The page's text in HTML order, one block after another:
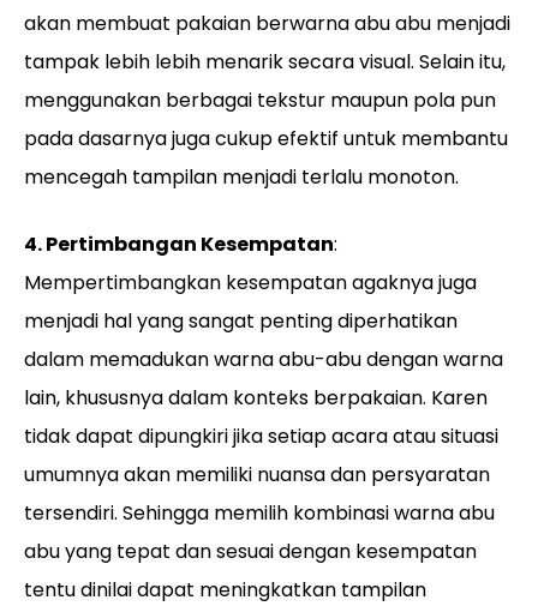
akan membuat pakaian berwarna abu abu menjadi
tampak lebih lebih menarik secara visual. Selain itu,
menggunakan berbagai tekstur maupun pola pun
pada dasarnya juga cukup efektif untuk membantu
mencegah tampilan menjadi terlalu monoton.
4. Pertimbangan Kesempatan:
Mempertimbangkan kesempatan agaknya juga
menjadi hal yang sangat penting diperhatikan
dalam memadukan warna abu-abu dengan warna
lain, khususnya dalam konteks berpakaian. Karen
tidak dapat dipungkiri jika setiap acara atau situasi
umumnya akan memiliki nuansa dan persyaratan
tersendiri. Sehingga memilih kombinasi warna abu
abu yang tepat dan sesuai dengan kesempatan
tentu dinilai dapat meningkatkan tampilan